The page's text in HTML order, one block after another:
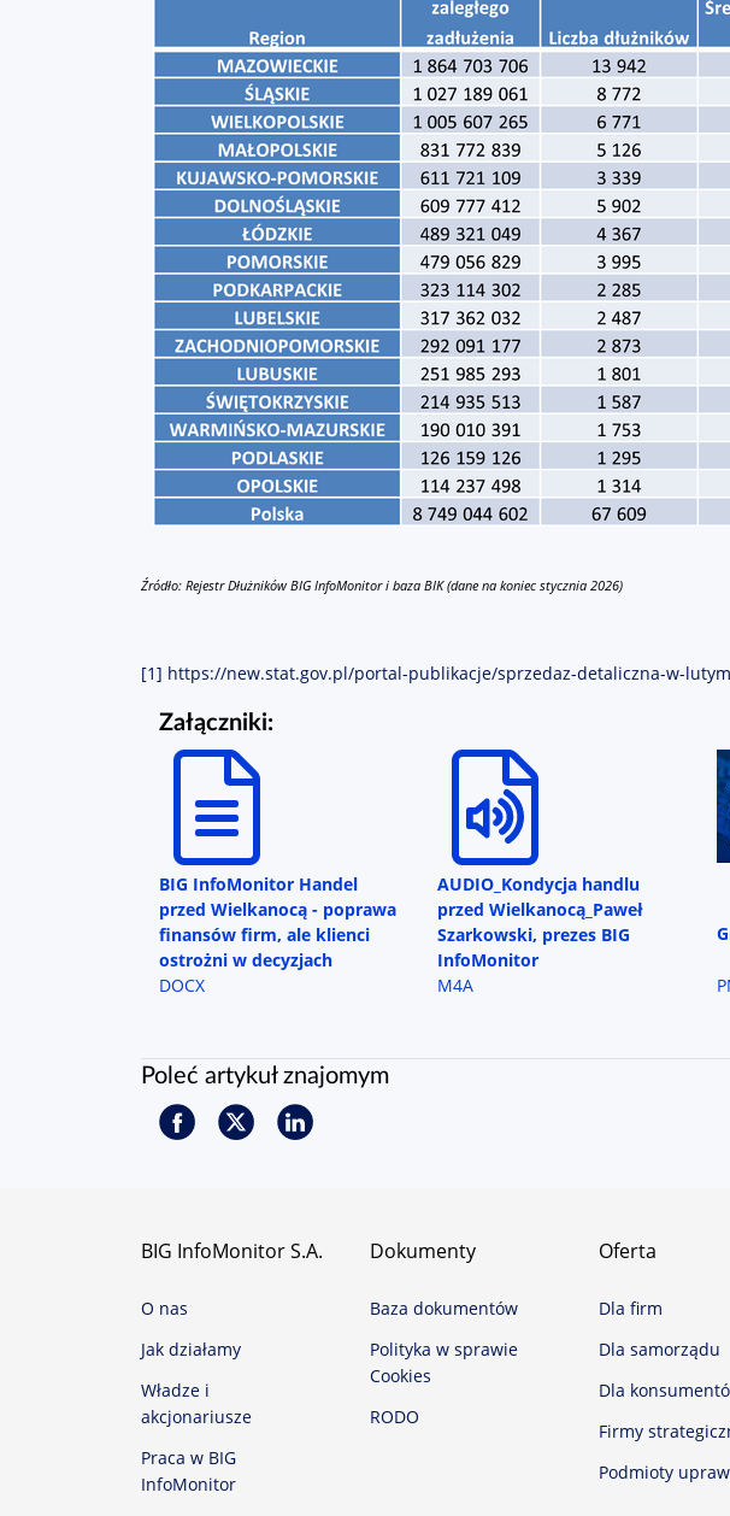
Źródło: Rejestr Dłużników BIG InfoMonitor i baza BIK (dane na koniec stycznia 2026)
[1] https://new.stat.gov.pl/portal-publikacje/sprzedaz-detaliczna-w-
Załączniki:
BIG InfoMonitor Handel
przed Wielkanocą - poprawa
finansów firm, ale klienci
ostrożni w decyzjach
DOCX
AUDIO_Kondycja handlu
przed Wielkanocą_Paweł
Szarkowski, prezes BIG
InfoMonitor
M4A
Poleć artykuł znajomym
BIG InfoMonitor S.A.
O nas
Jak działamy
Władze i
akcjonariusze
Praca w BIG
InfoMonitor
Dokumenty
Baza dokumentów
Polityka w sprawie
Cookies
RODO
Oferta
Dla firm
Dla samorządu
Dla
Firmy
Podmioty